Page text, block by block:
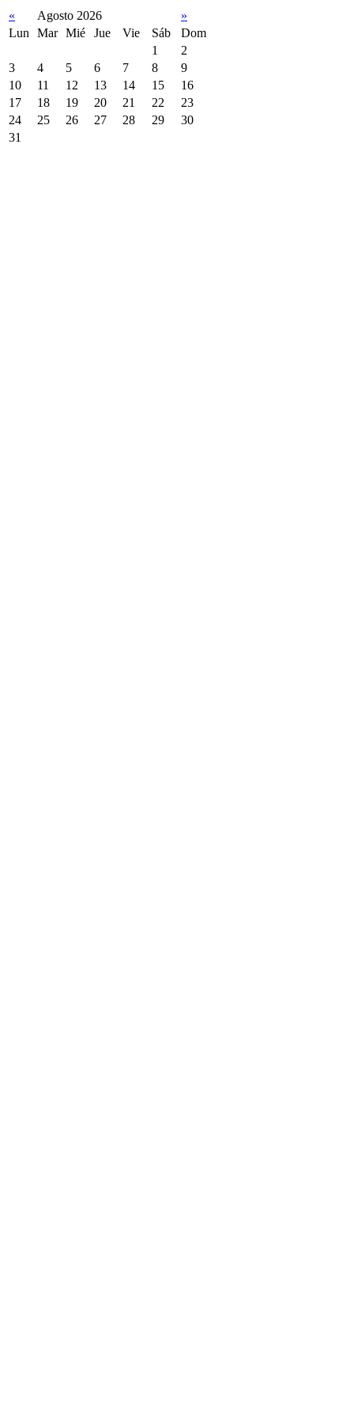
« Agosto 2026
»
Lun
Mar Mié Jue Vie Sáb
Dom
1
2
3
4 5 6 7 8
9
10
11 12 13 14 15
16
17
18 19 20 21 22
23
24
25 26 27 28 29
30
31